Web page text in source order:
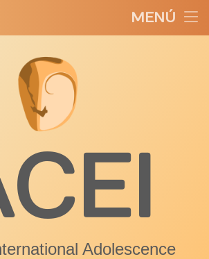
MENÚ
Adolescence